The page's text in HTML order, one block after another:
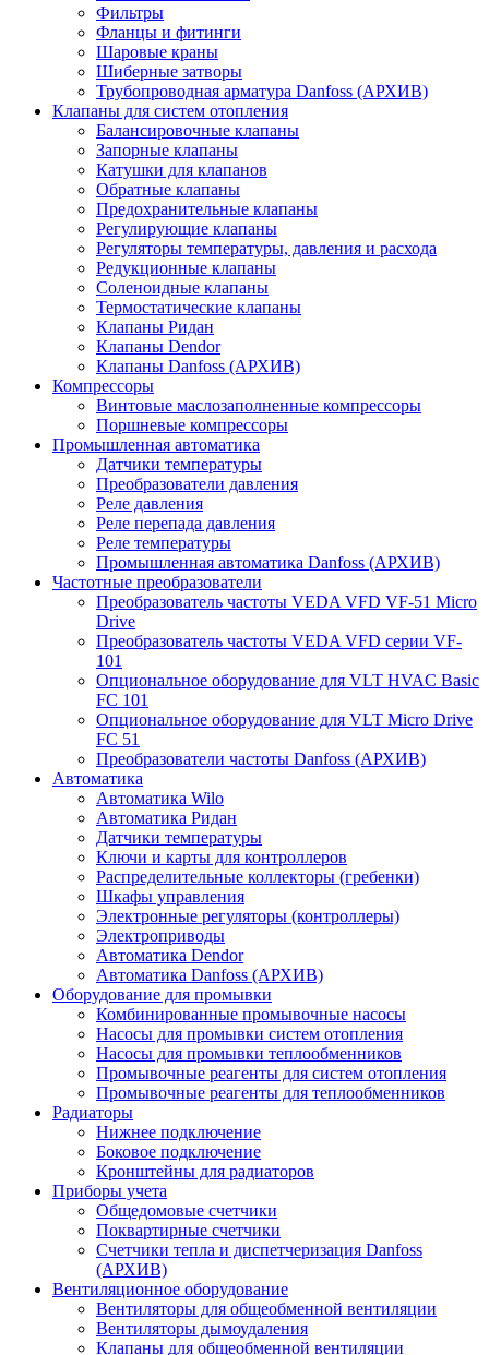
Фильтры
Фланцы и фитинги
Шаровые краны
Шиберные затворы
Трубопроводная арматура Danfoss (АРХИВ)
Клапаны для систем отопления
Балансировочные клапаны
Запорные клапаны
Катушки для клапанов
Обратные клапаны
Предохранительные клапаны
Регулирующие клапаны
Регуляторы температуры, давления и расхода
Редукционные клапаны
Соленоидные клапаны
Термостатические клапаны
Клапаны Ридан
Клапаны Dendor
Клапаны Danfoss (АРХИВ)
Компрессоры
Винтовые маслозаполненные компрессоры
Поршневые компрессоры
Промышленная автоматика
Датчики температуры
Преобразователи давления
Реле давления
Реле перепада давления
Реле температуры
Промышленная автоматика Danfoss (АРХИВ)
Частотные преобразователи
Преобразователь частоты VEDA VFD VF-51 Micro
Drive
Преобразователь частоты VEDA VFD серии VF-
101
Опциональное оборудование для VLT HVAC Basic
FC 101
Опциональное оборудование для VLT Micro Drive
FC 51
Преобразователи частоты Danfoss (АРХИВ)
Автоматика
Автоматика Wilo
Автоматика Ридан
Датчики температуры
Ключи и карты для контроллеров
Распределительные коллекторы (гребенки)
Шкафы управления
Электронные регуляторы (контроллеры)
Электроприводы
Автоматика Dendor
Автоматика Danfoss (АРХИВ)
Оборудование для промывки
Комбинированные промывочные насосы
Насосы для промывки систем отопления
Насосы для промывки теплообменников
Промывочные реагенты для систем отопления
Промывочные реагенты для теплообменников
Радиаторы
Нижнее подключение
Боковое подключение
Кронштейны для радиаторов
Приборы учета
Общедомовые счетчики
Поквартирные счетчики
Счетчики тепла и диспетчеризация Danfoss
(АРХИВ)
Вентиляционное оборудование
Вентиляторы для общеобменной вентиляции
Вентиляторы дымоудаления
Клапаны для общеобменной вентиляции